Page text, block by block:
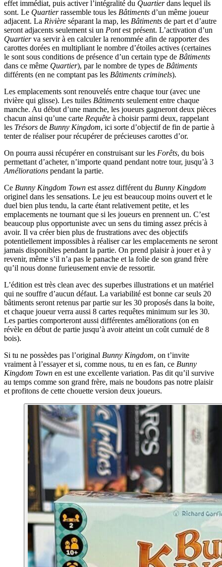
effet immédiat, puis activer l’intégralité du Quartierdans lequel ils
sont. Le Quartierrassemble tous les Bâtiments d’un même joueur
adjacent. La Rivière séparant la map, les Bâtiments de part et d’autre
seront adjacents seulement si un Pontest présent. L’activation d’un
Quartierva servir à en calculer la renommée afin de rapporter des
carottes dorées en multipliant le nombre d’étoiles actives (certaines
le sont sous conditions de présence d’un certain type de Bâtiments
dans ce même Quartier), par le nombre de types de Bâtiments
différents (en ne comptant pas les Bâtiments criminels).
Les emplacements sont renouvelés entre chaque tour (avec une
rivière qui glisse). Les tuiles Bâtiments seulement entre chaque
manche. Au début d’une manche, les joueurs gagneront deux pièces
chacun ainsi qu’une carte Requête à choisir parmi deux, rappelant
les Trésors de Bunny Kingdom, ici sorte d’objectif de fin de partie à
tenter de réaliser pour récupérer de précieuses carottes d’or.
On pourra aussi récupérer en construisant sur les Forêts, du bois
permettant d’acheter, n’importe quand pendant notre tour, jusqu’à 3
Améliorations pendant la partie.
Ce Bunny Kingdom Town est assez différent du Bunny Kingdom
originel dans les sensations. Le jeu est beaucoup moins ouvert et le
duel bien plus tendu, la carte étant relativement petite, et les
emplacements ne tournant que si les joueurs en prennent un. C’est
beaucoup plus opportuniste avec un sens du timing assez précis à
avoir. Il va créer bien plus de frustrations avec des objectifs
potentiellement impossibles à réaliser car les emplacements ne seront
jamais disponibles pendant la partie. On prend plaisir à jouer et à y
revenir, même s’il n’a pas le panache et la folie de son grand frère
qu’il nous donne furieusement envie de ressortir.
L’édition est très clean avec des superbes illustrations et un matériel
qui ne souffre d’aucun défaut. La variabilité est bonne car seuls 20
bâtiments seront retenus par partie sur les 30 proposés dans la boite,
et chaque joueur verra aussi 8 cartes requêtes minimum sur les 30.
Les parties comporteront aussi différentes améliorations (on en
révèle en début de partie jusqu’à avoir atteint un coût cumulé de 8
bois).
Si tu ne possèdes pas l’original Bunny Kingdom, on t’invite
vraiment à l’essayer et si, comme nous, tu en es fan, ce Bunny
Kingdom Town en est une excellente variation. Pas dit qu’il survive
au temps comme son grand frère, mais ne boudons pas notre plaisir
et profitons de cette chouette version deux joueurs.